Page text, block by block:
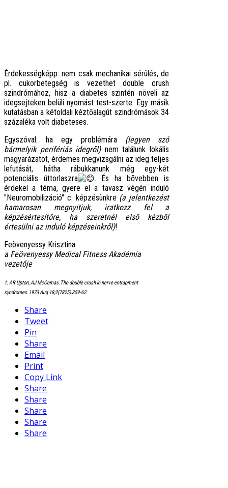
Érdekességképp: nem csak mechanikai sérülés, de
pl. cukorbetegség is vezethet double crush
szindrómához, hisz a diabetes szintén növeli az
idegsejteken belüli nyomást test-szerte. Egy másik
kutatásban a kétoldali kéztőalagút szindrómások 34
százaléka volt diabeteses.
Egyszóval: ha egy problémára (legyen szó
bármelyik perifériás idegről)nem találunk lokális
magyarázatot, érdemes megvizsgálni az ideg teljes
lefutását, hátha rábukkanunk még egy-két
potenciális úttorlaszra
. És ha bővebben is
érdekel a téma, gyere el a tavasz végén induló
"Neuromobilizáció" c. képzésünkre (a jelentkezést
hamarosan megnyitjuk, iratkozz fel a
képzésértesítőre, ha szeretnél első kézből
értesülni az induló képzéseinkről)!
Feövenyessy Krisztina
a Feövenyessy Medical Fitness Akadémia
vezetője
1. AR Upton, AJ McComas.The double crush in nerve entrapment
syndromes.1973 Aug 18;2(7825):359-62.
Share
Tweet
Pin
Share
Email
Print
Copy Link
Share
Share
Share
Share
Share